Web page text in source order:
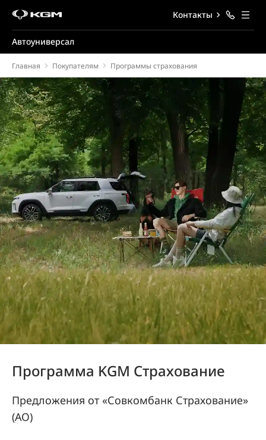
Автоуниверсал
Контакты
Главная Покупателям Программы страхования
Программа KGM Cтрахование
Предложения от «Совкомбанк Страхование»
(АО)